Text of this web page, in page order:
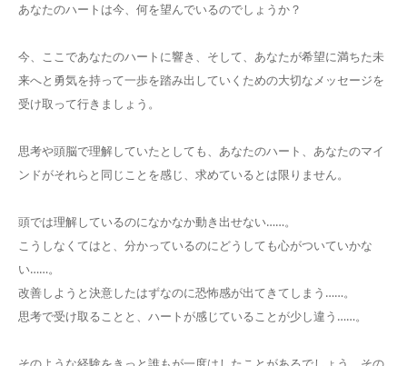
あなたのハートは今、何を望んでいるのでしょうか？
今、ここであなたのハートに響き、そして、あなたが希望に満ちた未
来へと勇気を持って一歩を踏み出していくための大切なメッセージを
受け取って行きましょう。
思考や頭脳で理解していたとしても、あなたのハート、あなたのマイ
ンドがそれらと同じことを感じ、求めているとは限りません。
頭では理解しているのになかなか動き出せない……。
こうしなくてはと、分かっているのにどうしても心がついていかな
い……。
改善しようと決意したはずなのに恐怖感が出てきてしまう……。
思考で受け取ることと、ハートが感じていることが少し違う……。